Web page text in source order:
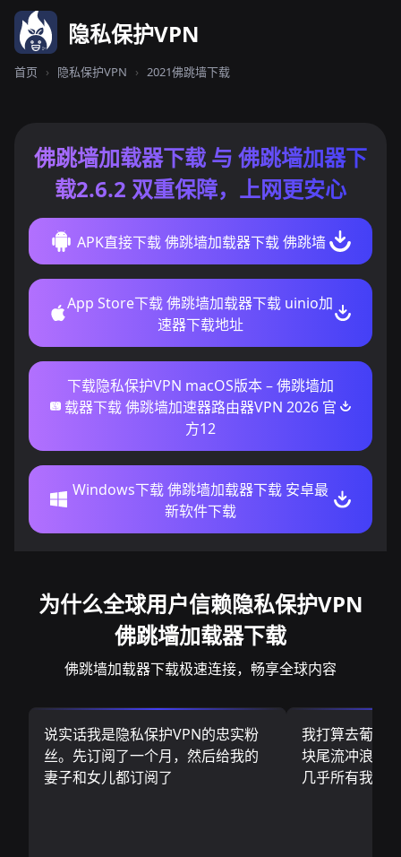
隐私保护VPN
首页 › 隐私保护VPN › 2021佛跳墙下载
佛跳墙加载器下载 与 佛跳墙加器下
载2.6.2 双重保障，上网更安心
APK直接下载 佛跳墙加载器下载 佛跳墙
App Store下载 佛跳墙加载器下载 uinio加
速器下载地址
下载隐私保护VPN macOS版本 – 佛跳墙加
载器下载 佛跳墙加速器路由器VPN 2026 官
方12
Windows下载 佛跳墙加载器下载 安卓最
新软件下载
为什么全球用户信赖隐私保护VPN
佛跳墙加载器下载
佛跳墙加载器下载极速连接，畅享全球内容
说实话我是隐私保护VPN的忠实粉
丝。先订阅了一个月，然后给我的
妻子和女儿都订阅了
我打算去葡萄
块尾流冲浪板
几乎所有我需